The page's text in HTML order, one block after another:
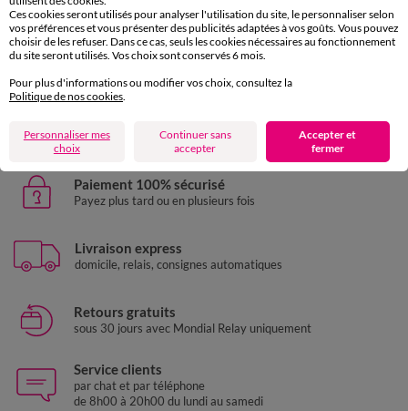
D'autres idées de Linge de lit uni
Housse de couette
Drap plat
Paiement 100% sécurisé
Payez plus tard ou en plusieurs fois
Livraison express
domicile, relais, consignes automatiques
Retours gratuits
sous 30 jours avec Mondial Relay uniquement
Service clients
par chat et par téléphone
de 8h00 à 20h00 du lundi au samedi
Ces cookies seront utilisés pour analyser l'utilisation du site, le personnaliser selon
vos préférences et vous présenter des publicités adaptées à vos goûts. Vous pouvez
choisir de les refuser. Dans ce cas, seuls les cookies nécessaires au fonctionnement
du site seront utilisés. Vos choix sont conservés 6 mois.
Pour plus d'informations ou modifier vos choix, consultez la
Politique de nos cookies
Personnaliser mes
choix
Continuer sans
accepter
Accepter et
fermer